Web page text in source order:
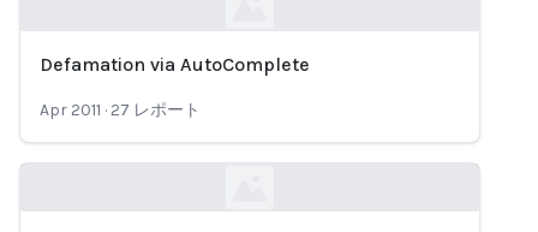
Defamation via AutoComplete
Apr 2011 · 27 レポート